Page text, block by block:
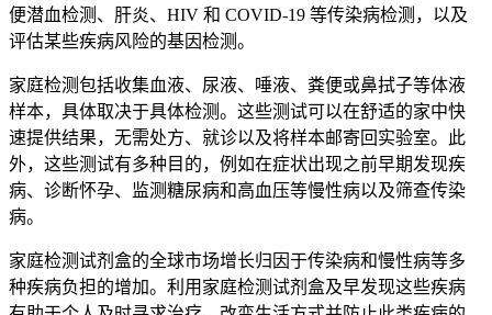
便潜血检测、肝炎、HIV 和 COVID-19 等传染病检测，以及
评估某些疾病风险的基因检测。
家庭检测包括收集血液、尿液、唾液、粪便或鼻拭子等体液
样本，具体取决于具体检测。这些测试可以在舒适的家中快
速提供结果，无需处方、就诊以及将样本邮寄回实验室。此
外，这些测试有多种目的，例如在症状出现之前早期发现疾
病、诊断怀孕、监测糖尿病和高血压等慢性病以及筛查传染
病。
家庭检测试剂盒的全球市场增长归因于传染病和慢性病等多
种疾病负担的增加。利用家庭检测试剂盒及早发现这些疾病